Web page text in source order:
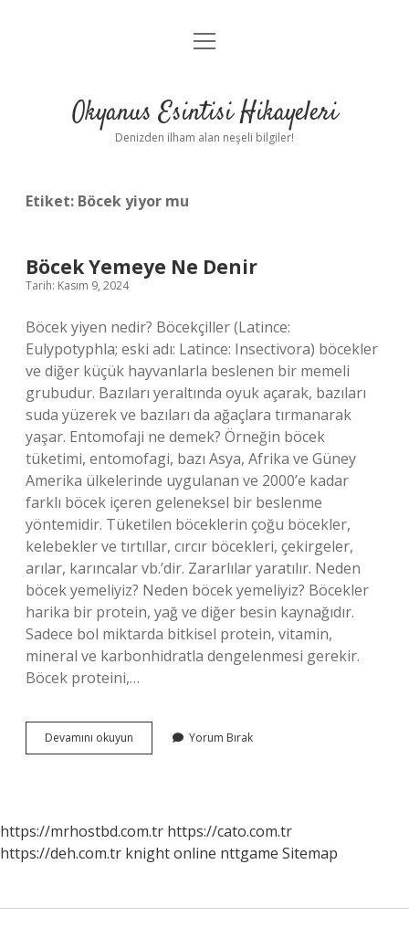
Anasayfa
Yasal Uyarı
menüyü
Okyanus Esintisi Hikayeleri
Denizden ilham alan neşeli bilgiler!
Etiket: Böcek yiyor mu
Böcek Yemeye Ne Denir
Tarih: Kasım 9, 2024
Böcek yiyen nedir? Böcekçiller (Latince:
Eulypotyphla; eski adı: Latince: Insectivora) böcekler
ve diğer küçük hayvanlarla beslenen bir memeli
grubudur. Bazıları yeraltında oyuk açarak, bazıları
suda yüzerek ve bazıları da ağaçlara tırmanarak
yaşar. Entomofaji ne demek? Örneğin böcek
tüketimi, entomofagi, bazı Asya, Afrika ve Güney
Amerika ülkelerinde uygulanan ve 2000’e kadar
farklı böcek içeren geleneksel bir beslenme
yöntemidir. Tüketilen böceklerin çoğu böcekler,
kelebekler ve tırtıllar, cırcır böcekleri, çekirgeler,
arılar, karıncalar vb.’dir. Zararlılar yaratılır. Neden
böcek yemeliyiz? Neden böcek yemeliyiz? Böcekler
harika bir protein, yağ ve diğer besin kaynağıdır.
Sadece bol miktarda bitkisel protein, vitamin,
mineral ve karbonhidratla dengelenmesi gerekir.
Böcek proteini,…
Devamını okuyun
Yemeye
Yorum Bırak
https://mrhostbd.com.tr https://cato.com.tr
https://deh.com.tr knight online nttgame Sitemap